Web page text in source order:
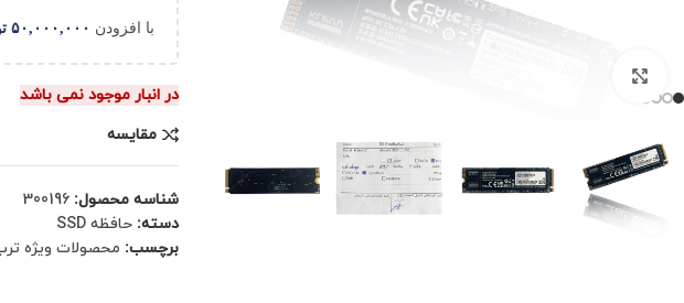
با افزودن ۵۰,۰۰۰,۰۰۰
در انبار موجود نمی باشد
مقایسه
شناسه محصول: 300196
دسته: حافظه SSD
برچسب: محصولات ویژه